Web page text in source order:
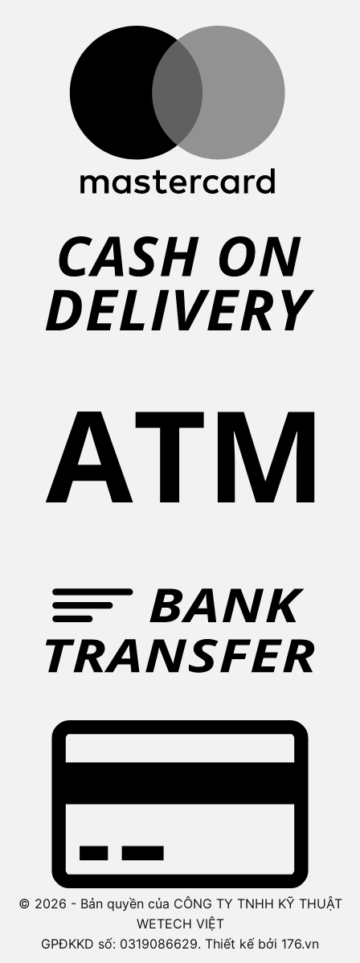
© 2026 - Bản quyền của CÔNG TY TNHH KỸ THUẬT
WETECH VIỆT
GPĐKKD số: 0319086629. Thiết kế bởi 176.vn